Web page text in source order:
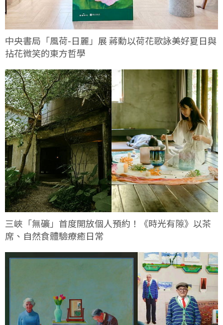
中央書局「風荷-日麗」展 蔣勳以荷花歌詠美好夏日與
拈花微笑的東方哲學
三峽「無礦」首度開放個人預約！《時光有隙》以茶
席、自然食體驗療癒日常